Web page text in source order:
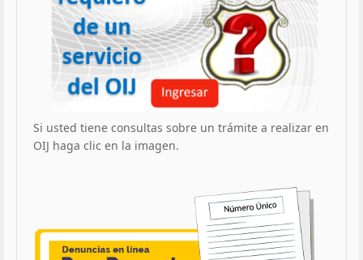
Si usted tiene consultas sobre un trámite a realizar en
OIJ haga clic en la imagen.